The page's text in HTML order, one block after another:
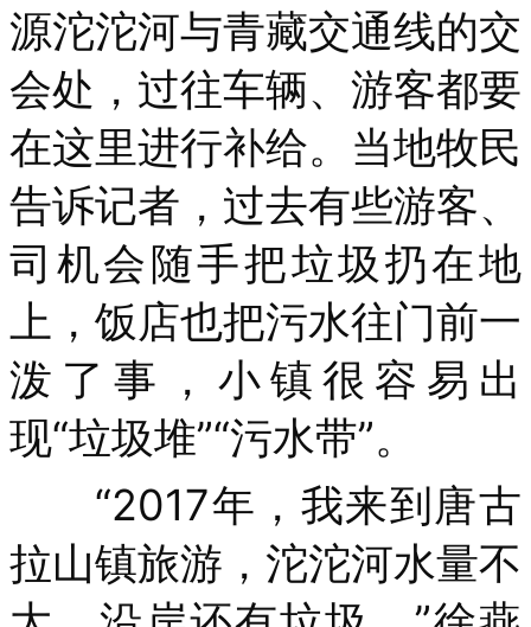
源沱沱河与青藏交通线的交
会处，过往车辆、游客都要
在这里进行补给。当地牧民
告诉记者，过去有些游客、
司机会随手把垃圾扔在地
上，饭店也把污水往门前一
泼了事，小镇很容易出
现“垃圾堆”“污水带”。
“2017年，我来到唐古
拉山镇旅游，沱沱河水量不